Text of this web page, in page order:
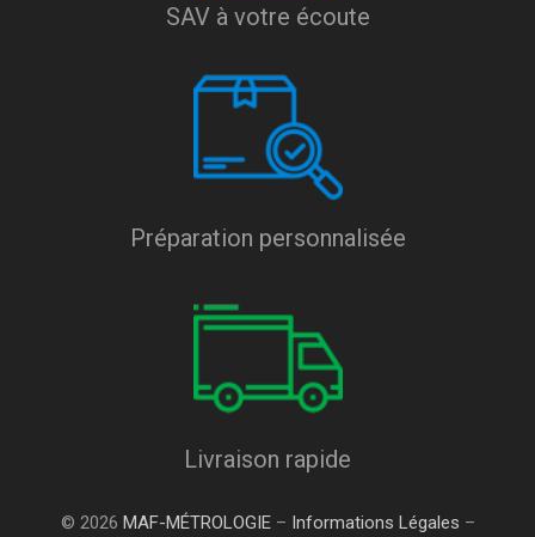
SAV à votre écoute
Préparation personnalisée
Livraison rapide
© 2026 MAF-MÉTROLOGIE– Informations Légales –